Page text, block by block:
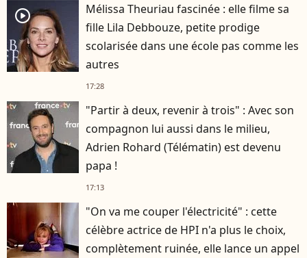
player2
Mélissa Theuriau fascinée : elle filme sa
fille Lila Debbouze, petite prodige
scolarisée dans une école pas comme les
autres
17:28
"Partir à deux, revenir à trois" : Avec son
compagnon lui aussi dans le milieu,
Adrien Rohard (Télématin) est devenu
papa !
17:13
"On va me couper l'électricité" : cette
célèbre actrice de HPI n'a plus le choix,
complètement ruinée, elle lance un appel